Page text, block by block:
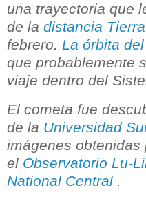
una trayectoria que
de la distancia
febrero. La órbita
que probablemente
viaje dentro del
El cometa fue
de la Universidad
imágenes obtenidas
el Observatorio Lu-
National Central .